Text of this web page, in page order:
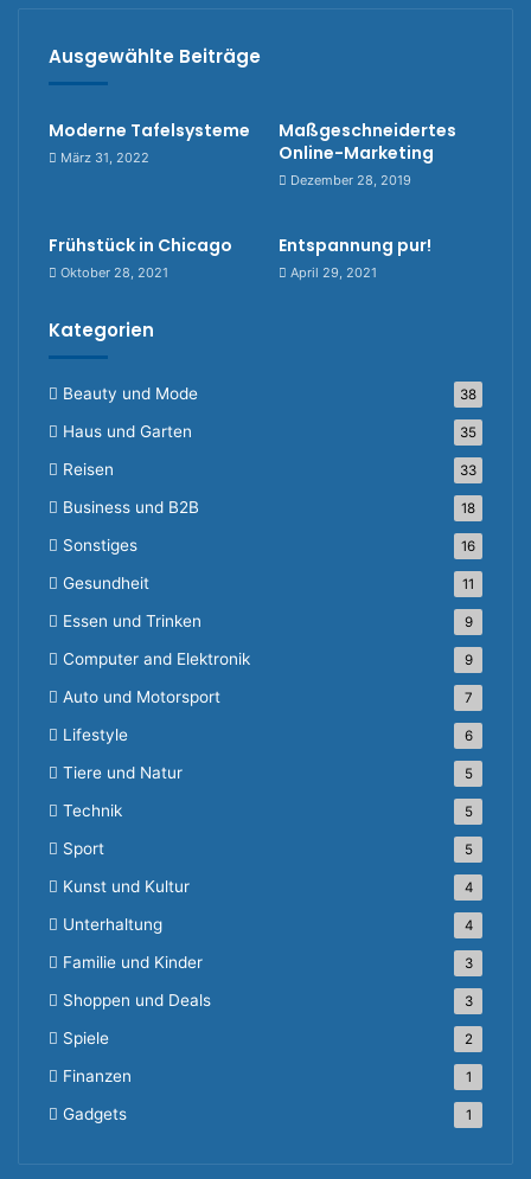
Ausgewählte Beiträge
Moderne Tafelsysteme
März 31, 2022
Maßgeschneidertes
Online-Marketing
Dezember 28, 2019
Frühstück in Chicago
Oktober 28, 2021
Entspannung pur!
April 29, 2021
Kategorien
Beauty und Mode 38
Haus und Garten 35
Reisen 33
Business und B2B 18
Sonstiges 16
Gesundheit 11
Essen und Trinken 9
Computer and Elektronik 9
Auto und Motorsport 7
Lifestyle 6
Tiere und Natur 5
Technik 5
Sport 5
Kunst und Kultur 4
Unterhaltung 4
Familie und Kinder 3
Shoppen und Deals 3
Spiele 2
Finanzen 1
Gadgets 1